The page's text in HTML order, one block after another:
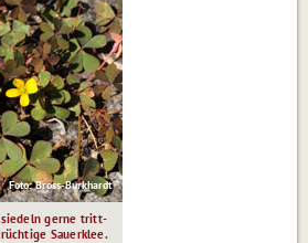
Foto: Bross-Burkhardt
siedeln gerne tritt­
Sauerklee.